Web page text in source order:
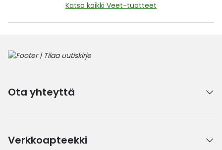
Katso kaikki Veet-tuotteet
Ota yhteyttä
Verkkoapteekki